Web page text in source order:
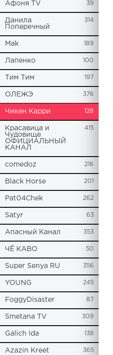
Афоня TV 39
Данила
Поперечный
314
Mak 189
Лапенко 100
Tим Тим 197
ОЛЕЖЭ 376
Чикен Карри 128
Красавица и
Чудовище
ОФИЦИАЛЬНЫЙ
КАНАЛ
415
comedoz 216
Black Horse 201
Pat04Chek 262
Satyr 63
Апасный Канал 353
ЧЁ КАВО 50
Super Senya RU 356
YOUNG 245
FoggyDisaster 87
Smetana TV 309
Galich Ida 138
Azazin Kreet 365